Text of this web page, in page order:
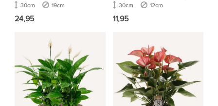
30cm 19cm
24,95
30cm 12cm
11,95